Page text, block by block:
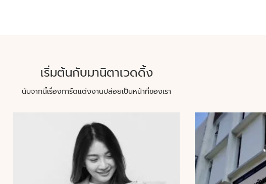
เริ่มต้นกับมานิตาเวดดิ้ง
นับจากนี้เรื่องการ์ดแต่งงานปล่อยเป็นหน้าที่ของเรา